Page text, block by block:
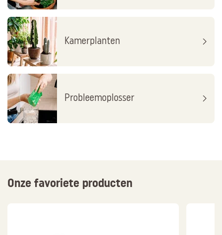
Kamerplanten
Probleemoplosser
Onze favoriete producten